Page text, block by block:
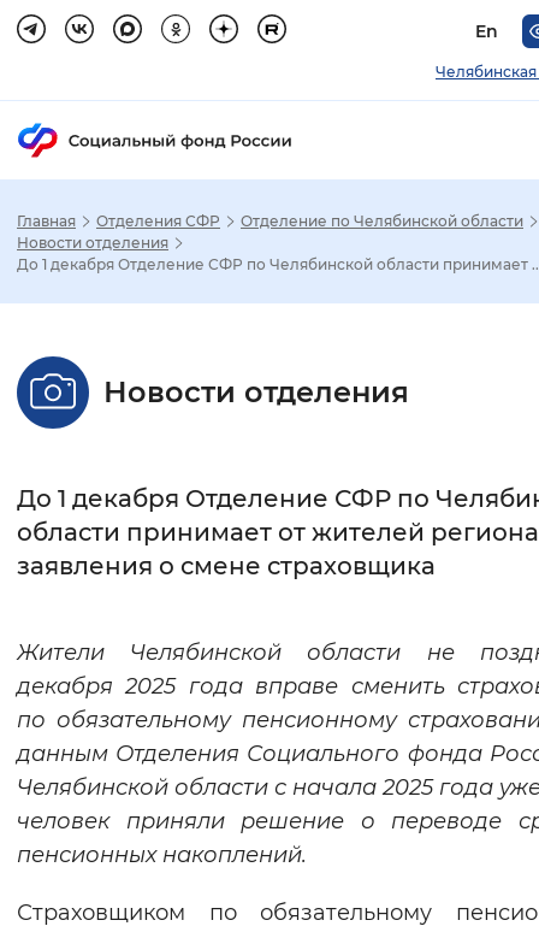
En
Челябинская
Настройка режима отображения
Стандартный Увеличенный
С засечками
Интервал между буквами
Цвет сайта
Монохромный Инверсивный
Синий фон
Изображения
Включены Выключены
Главная Отделения СФР
Отделение по Челябинской области
Новости отделения
До 1 декабря Отделение СФР по Челябинской области принимает
Новости отделения
До 1 декабря Отделение СФР по
области принимает от жителей региона
заявления о смене страховщика
Жители Челябинской области не
декабря 2025 года вправе сменить
по обязательному пенсионному
данным Отделения Социального фонда
Челябинской области с начала 2025 года
человек приняли решение о переводе
пенсионных накоплений.
Страховщиком по обязательному